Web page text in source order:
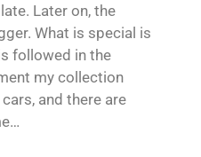
Later on, the
What is special is
followed in the
my collection
and there are